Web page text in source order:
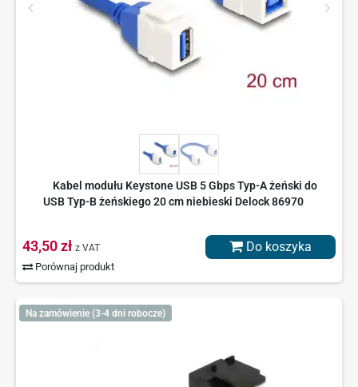
Kabel modułu Keystone USB 5 Gbps Typ-A żeński do
USB Typ-B żeńskiego 20 cm niebieski Delock 86970
43,50 zł z VAT
Porównaj produkt
Do koszyka
Na zamówienie (3-4 dni robocze)